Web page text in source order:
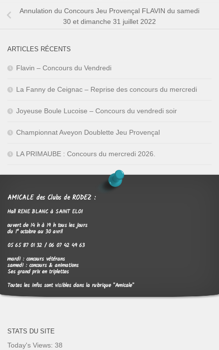
Annulation du Concours Jeu Provençal FLAVIN du samedi
30 et dimanche 31 juillet 2022
ARTICLES RÉCENTS
Flavin – Concours du Vendredi
La Fanny de Ceignac – Reprise des concours du mercredi
Joyeuse Boule Lucoise – Concours du vendredi soir
Championnat Aveyon Doublette Jeu Provençal
LA PRIMAUBE : Concours du mercredi 2026.
AMICALE des Clubs de RODEZ :
Hall RENE BLANC à SAINT ELOI
ouvert de 14 h à 19 h tous les jours
du 1° octobre au 30 avril
05 65 87 01 32 / 06 07 42 49 63
mardi : concours vétérans
samedi : concours & animations
Ses grand prix en triplettes
Toutes les infos sont visibles dans la rubrique "Amicale"
STATS DU SITE
Today's Views: 38